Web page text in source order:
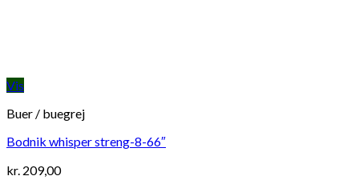
Vis
Buer / buegrej
Bodnik whisper streng-8-66″
kr. 209,00